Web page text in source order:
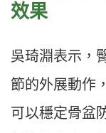
效果
吳琦淵表示，
節的外展動作
可以穩定骨盆